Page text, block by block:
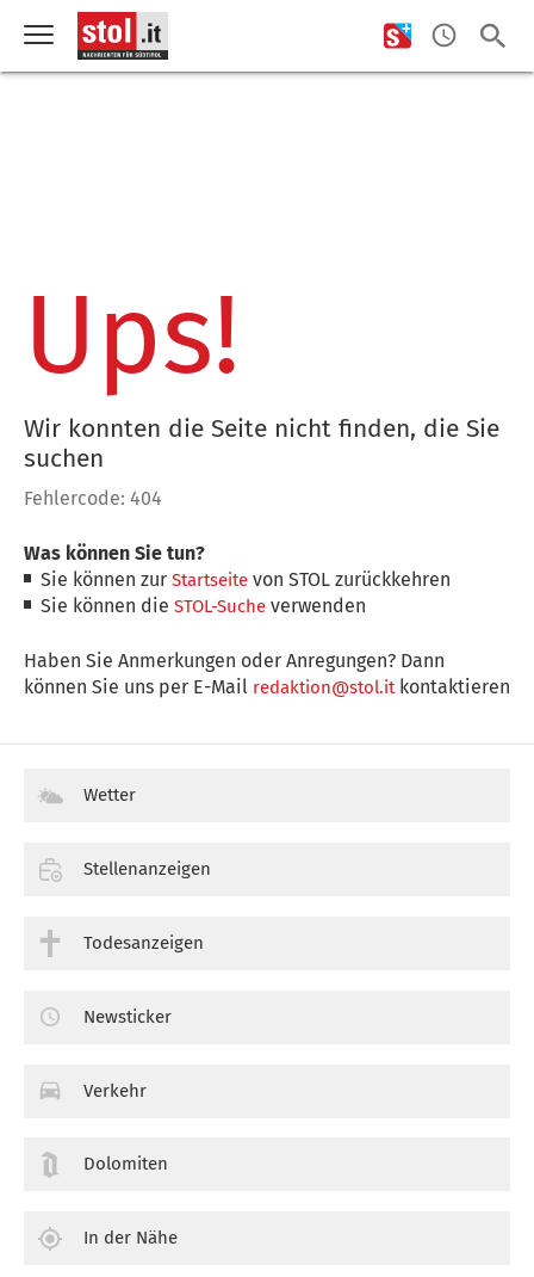
Ups!
Wir konnten die Seite nicht finden, die Sie
suchen
Fehlercode: 404
Was können Sie tun?
Sie können zurStartseite von STOL zurückkehren
Sie können dieSTOL-Suche verwenden
Haben Sie Anmerkungen oder Anregungen? Dann
können Sie uns per E-Mail redaktion@stol.itkontaktieren
Wetter
Stellenanzeigen
Todesanzeigen
Newsticker
Verkehr
Dolomiten
In der Nähe